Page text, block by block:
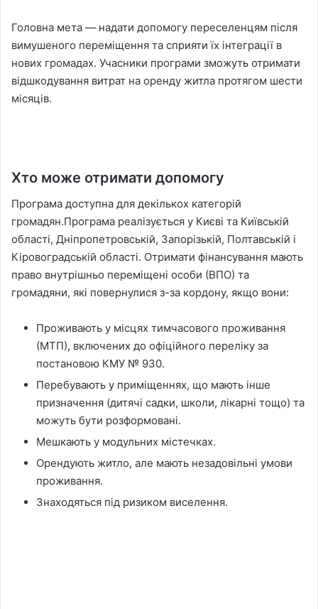
Головна мета — надати допомогу переселенцям після
вимушеного переміщення та сприяти їх інтеграції в
нових громадах. Учасники програми зможуть отримати
відшкодування витрат на оренду житла протягом шести
місяців.
Хто може отримати допомогу
Програма доступна для декількох категорій
громадян.Програма реалізується у Києві та Київській
області, Дніпропетровській, Запорізькій, Полтавській і
Кіровоградській області. Отримати фінансування мають
право внутрішньо переміщені особи (ВПО) та
громадяни, які повернулися з-за кордону, якщо вони:
Проживають у місцях тимчасового проживання
(МТП), включених до офіційного переліку за
постановою КМУ № 930.
Перебувають у приміщеннях, що мають інше
призначення (дитячі садки, школи, лікарні тощо) та
можуть бути розформовані.
Мешкають у модульних містечках.
Орендують житло, але мають незадовільні умови
проживання.
Знаходяться під ризиком виселення.